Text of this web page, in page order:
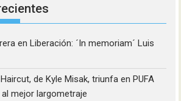
enLiberación: ´In memoriam´ Luis
de Kyle Misak, triunfa en PUFA
mejor largometraje